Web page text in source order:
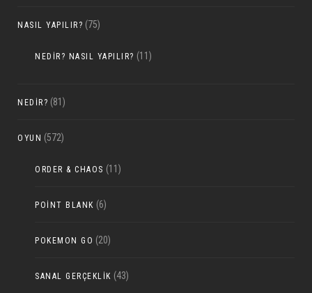
NASIL YAPILIR? (75)
NEDIR? NASIL YAPILIR? (11)
NEDIR? (81)
OYUN (572)
ORDER & CHAOS (11)
POINT BLANK (6)
POKEMON GO (20)
SANAL GERÇEKLIK (43)